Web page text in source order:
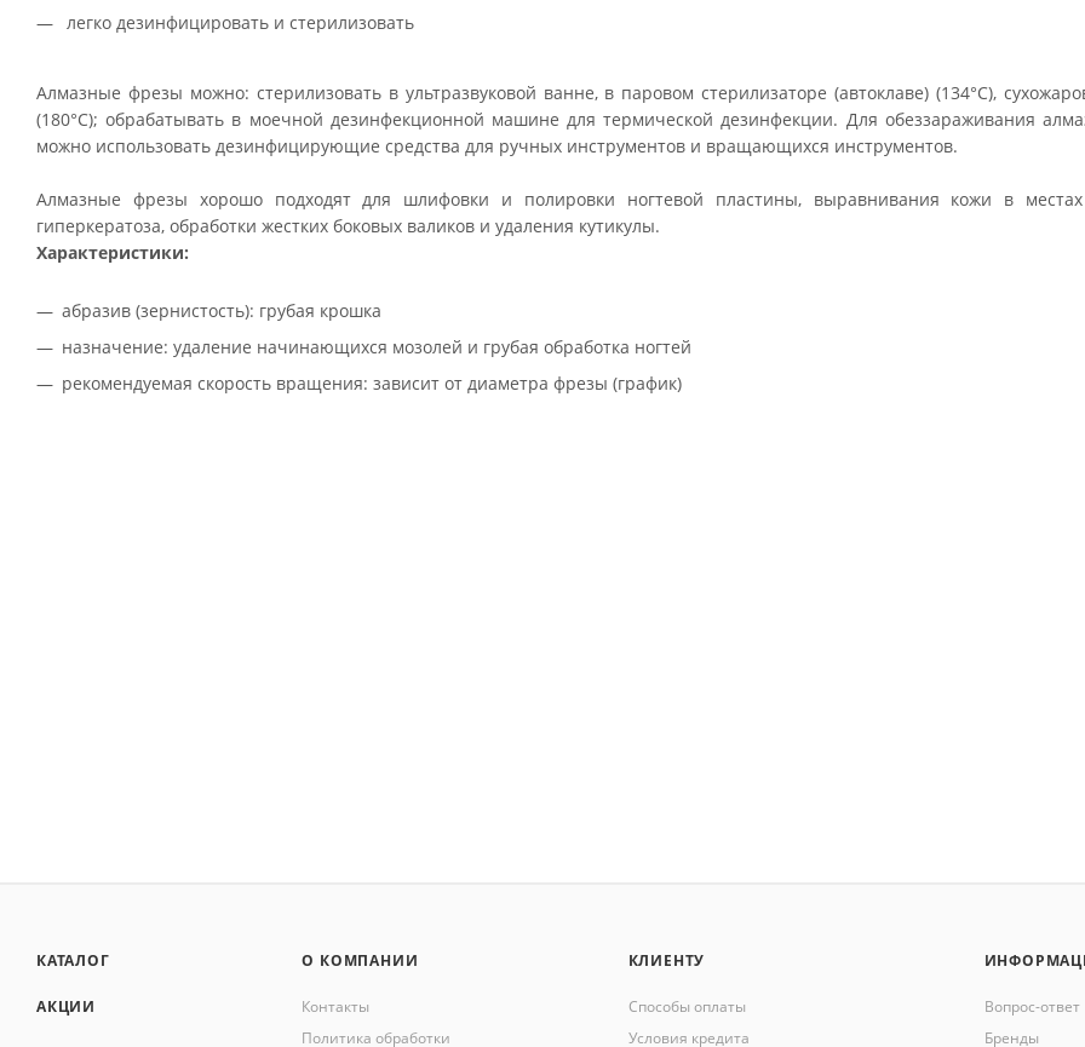
легко дезинфицировать и стерилизовать
Алмазные фрезы можно: стерилизовать в ультразвуковой ванне, в паровом стерилизаторе (автоклаве) (134°С),
(180°С); обрабатывать в моечной дезинфекционной машине для термической дезинфекции. Для обеззараживания
можно использовать дезинфицирующие средства для ручных инструментов и вращающихся инструментов.
Алмазные фрезы хорошо подходят для шлифовки и полировки ногтевой пластины, выравнивания кожи в местах
гиперкератоза, обработки жестких боковых валиков и удаления кутикулы.
Характеристики:
абразив (зернистость): грубая крошка
назначение: удаление начинающихся мозолей и грубая обработка ногтей
рекомендуемая скорость вращения: зависит от диаметра фрезы (график)
КАТАЛОГ
АКЦИИ
О КОМПАНИИ
Контакты
Политика обработки
КЛИЕНТУ
Способы оплаты
Условия кредита
Вопрос-ответ
Бренды